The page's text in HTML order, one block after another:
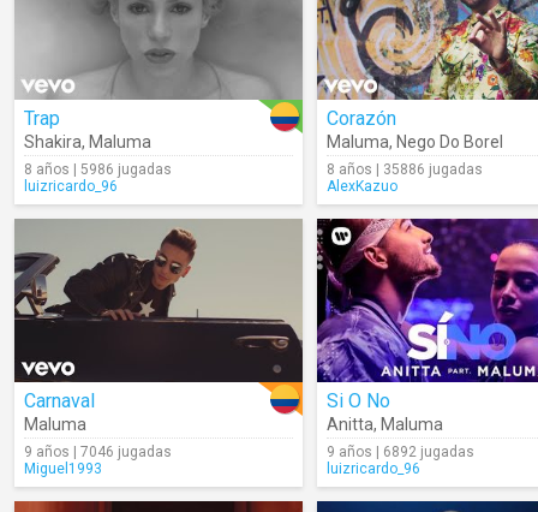
Trap
Shakira, Maluma
8 años | 5986 jugadas
luizricardo_96
Corazón
Maluma, Nego Do Borel
8 años | 35886 jugadas
AlexKazuo
Carnaval
Maluma
9 años | 7046 jugadas
Miguel1993
Si O No
Anitta, Maluma
9 años | 6892 jugadas
luizricardo_96